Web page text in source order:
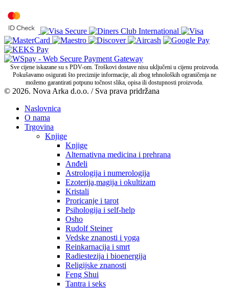
Sve cijene iskazane su s PDV-om. Troškovi dostave nisu uključeni u cijenu proizvoda.
Pokušavamo osigurati što preciznije informacije, ali zbog tehnoloških ograničenja ne
možemo garantirati potpunu točnost slika, opisa ili dostupnosti proizvoda.
© 2026. Nova Arka d.o.o. / Sva prava pridržana
Naslovnica
O nama
Trgovina
Knjige
Knjige
Alternativna medicina i prehrana
Anđeli
Astrologija i numerologija
Ezoterija,magija i okultizam
Kristali
Proricanje i tarot
Psihologija i self-help
Osho
Rudolf Steiner
Vedske znanosti i yoga
Reinkarnacija i smrt
Radiestezija i bioenergija
Religijske znanosti
Feng Shui
Tantra i seks